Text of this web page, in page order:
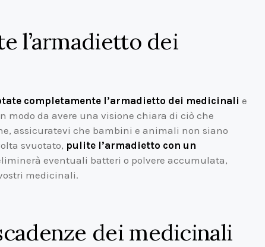
l’armadietto dei
completamente l’armadietto dei medicinali e
da avere una visione chiara di ciò che
assicuratevi che bambini e animali non siano
svuotato, pulite l’armadietto con un
eventuali batteri o polvere accumulata,
medicinali.
dei medicinali